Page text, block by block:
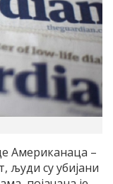
Американаца –
људи су убијани